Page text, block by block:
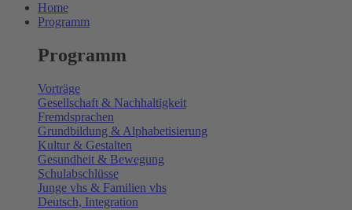
Home
Programm
Programm
Vorträge
Gesellschaft & Nachhaltigkeit
Fremdsprachen
Grundbildung & Alphabetisierung
Kultur & Gestalten
Gesundheit & Bewegung
Schulabschlüsse
Junge vhs & Familien vhs
Deutsch, Integration